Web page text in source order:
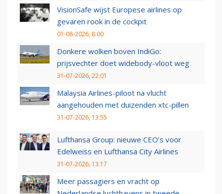
VisionSafe wijst Europese airlines op
gevaren rook in de cockpit
01-08-2026, 8:00
Donkere wolken boven IndiGo:
prijsvechter doet widebody-vloot weg
31-07-2026, 22:01
Malaysia Airlines-piloot na vlucht
aangehouden met duizenden xtc-pillen
31-07-2026, 13:55
Lufthansa Group: nieuwe CEO’s voor
Edelweiss en Lufthansa City Airlines
31-07-2026, 13:17
Meer passagiers en vracht op